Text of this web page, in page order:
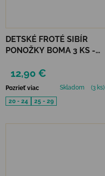
DETSKÉ FROTÉ SIBÍR
PONOŽKY BOMA 3 KS -
12,90 €
Pozrieť viac Skladom
(3 ks)
20 - 24
25 - 29